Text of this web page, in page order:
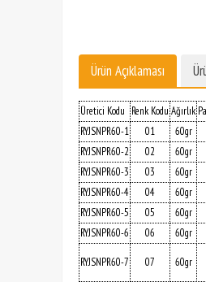
Ürün Açıklaması
Üretici Kodu Renk Kodu Ağırlık
RYJSNPR60-1
01 60gr
RYJSNPR60-2
02 60gr
RYJSNPR60-3
03 60gr
RYJSNPR60-4
04 60gr
RYJSNPR60-5
05 60gr
RYJSNPR60-6
06 60gr
RYJSNPR60-7 07 60gr